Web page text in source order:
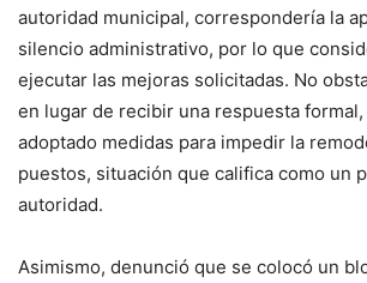
autoridad municipal, correspondería la
silencio administrativo, por lo que
ejecutar las mejoras solicitadas. No
en lugar de recibir una respuesta formal,
adoptado medidas para impedir la
puestos, situación que califica como un
autoridad.
Asimismo, denunció que se colocó un